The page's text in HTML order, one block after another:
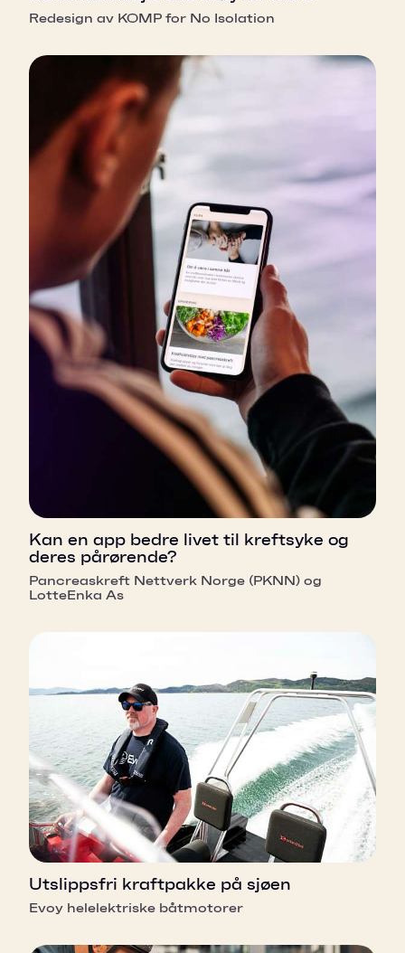
Redesign av KOMP for No Isolation
Kan en app bedre livet til kreftsyke og
deres pårørende?
Pancreaskreft Nettverk Norge (PKNN) og
LotteEnka As
Utslippsfri kraftpakke på sjøen
Evoy helelektriske båtmotorer